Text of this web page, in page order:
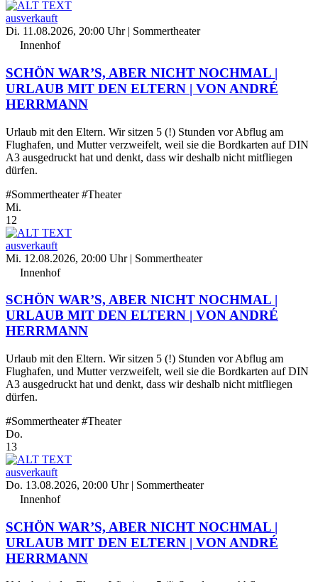
ausverkauft
Di. 11.08.2026, 20:00 Uhr | Sommertheater
Innenhof
SCHÖN WAR’S, ABER NICHT NOCHMAL |
URLAUB MIT DEN ELTERN | VON ANDRÉ
HERRMANN
Urlaub mit den Eltern. Wir sitzen 5 (!) Stunden vor Abflug am
Flughafen, und Mutter verzweifelt, weil sie die Bordkarten auf DIN
A3 ausgedruckt hat und denkt, dass wir deshalb nicht mitfliegen
dürfen.
#Sommertheater #Theater
Mi.
12
ausverkauft
Mi. 12.08.2026, 20:00 Uhr | Sommertheater
Innenhof
SCHÖN WAR’S, ABER NICHT NOCHMAL |
URLAUB MIT DEN ELTERN | VON ANDRÉ
HERRMANN
Urlaub mit den Eltern. Wir sitzen 5 (!) Stunden vor Abflug am
Flughafen, und Mutter verzweifelt, weil sie die Bordkarten auf DIN
A3 ausgedruckt hat und denkt, dass wir deshalb nicht mitfliegen
dürfen.
#Sommertheater #Theater
Do.
13
ausverkauft
Do. 13.08.2026, 20:00 Uhr | Sommertheater
Innenhof
SCHÖN WAR’S, ABER NICHT NOCHMAL |
URLAUB MIT DEN ELTERN | VON ANDRÉ
HERRMANN